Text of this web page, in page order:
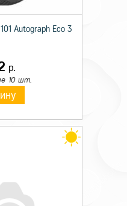
Autograph Eco 3
р.
10 шт.